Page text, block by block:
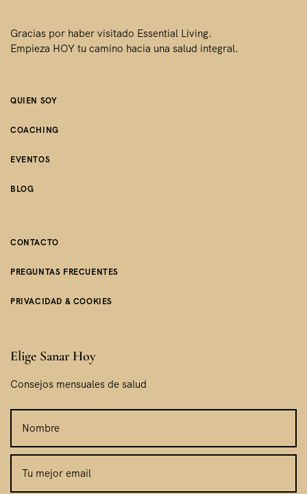
Gracias por haber visitado Essential Living.
Empieza HOY tu camino hacia una salud integral.
QUIEN SOY
COACHING
EVENTOS
BLOG
CONTACTO
PREGUNTAS FRECUENTES
PRIVACIDAD & COOKIES
Elige Sanar Hoy
Consejos mensuales de salud